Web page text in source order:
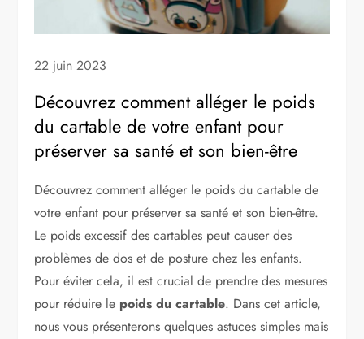
22 juin 2023
Découvrez comment alléger le poids
du cartable de votre enfant pour
préserver sa santé et son bien-être
Découvrez comment alléger le poids du cartable de
votre enfant pour préserver sa santé et son bien-être.
Le poids excessif des cartables peut causer des
problèmes de dos et de posture chez les enfants.
Pour éviter cela, il est crucial de prendre des mesures
pour réduire le poids du cartable. Dans cet article,
nous vous présenterons quelques astuces simples mais